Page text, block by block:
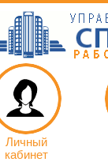
Личный
кабинет